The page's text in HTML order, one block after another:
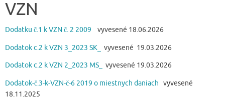
VZN
Dodatku č.1 k VZN č. 2 2009 vyvesené 18.06.2026
Dodatok c.2 k VZN 3_2023 SK_ vyvesené 19.03.2026
Dodatok c.2 k VZN 2_2023 MS_ vyvesené 19.03.2026
Dodatok-č.3-k-VZN-č-6 2019 o miestnych daniach vyvesené
18.11.2025